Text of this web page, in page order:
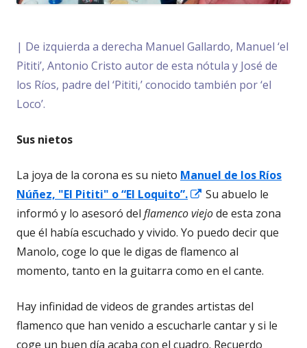
| De izquierda a derecha Manuel Gallardo, Manuel ‘el
Pititi’, Antonio Cristo autor de esta nótula y José de
los Ríos, padre del ‘Pititi,’ conocido también por ‘el
Loco’.
Sus nietos
La joya de la corona es su nieto Manuel de los Ríos
Núñez, "El Pititi" o “El Loquito”.
Abrir
en
una
ventana
nueva
Su abuelo le
informó y lo asesoró del flamenco viejode esta zona
que él había escuchado y vivido. Yo puedo decir que
Manolo, coge lo que le digas de flamenco al
momento, tanto en la guitarra como en el cante.
Hay infinidad de videos de grandes artistas del
flamenco que han venido a escucharle cantar y si le
coge un buen día acaba con el cuadro. Recuerdo